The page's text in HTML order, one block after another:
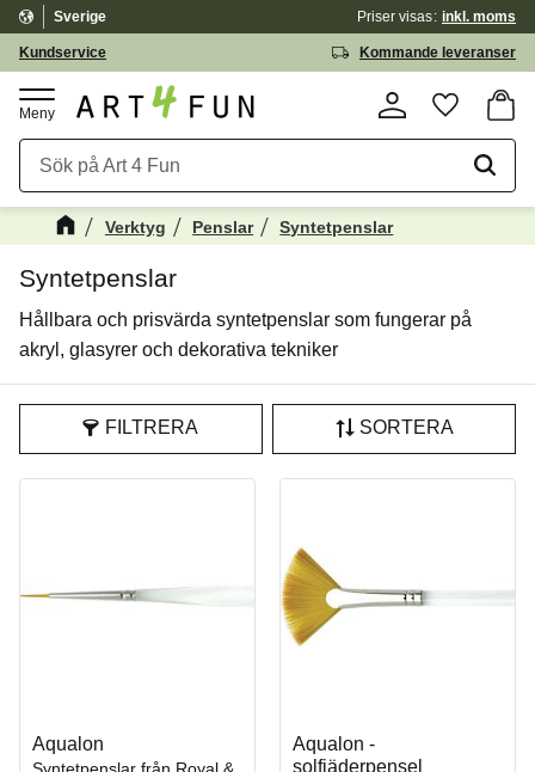
Meny
Kundservice Kommande leveranser
Sverige Priser visas inkl. moms
Verktyg Penslar Syntetpenslar
Syntetpenslar
Hållbara och prisvärda syntetpenslar som fungerar på
akryl, glasyrer och dekorativa tekniker
FILTRERA SORTERA
Aqualon
Syntetpenslar från Royal &
Aqualon -
solfjäderpensel